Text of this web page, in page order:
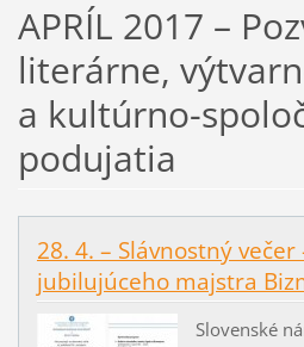
APRÍL 2017 –
literárne,
a kultúrno-
podujatia
28. 4. – Slávnostný večer
jubilujúceho majstra
Slovenské